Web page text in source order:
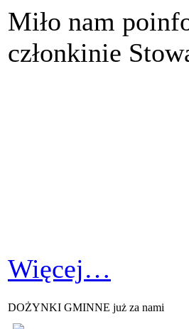
Miło nam
członkinie
Więcej…
DOŻYNKI GMINNE już za nami